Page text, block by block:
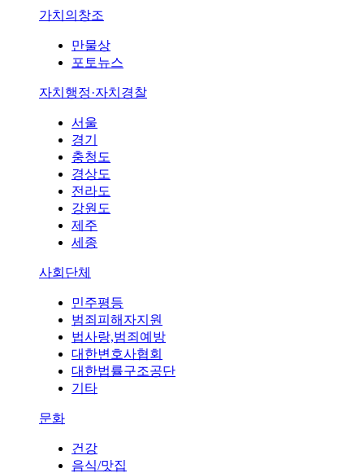
가치의창조
만물상
포토뉴스
자치행정·자치경찰
서울
경기
충청도
경상도
전라도
강원도
제주
세종
사회단체
민주평등
범죄피해자지원
법사랑,범죄예방
대한변호사협회
대한법률구조공단
기타
문화
건강
음식/맛집